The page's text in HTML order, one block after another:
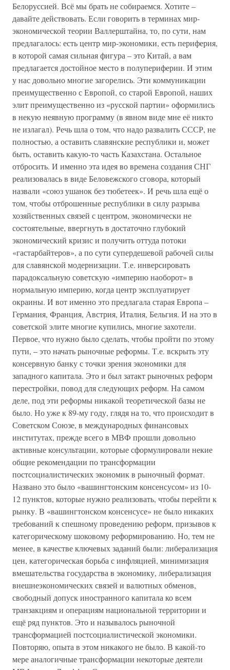
Белоруссией. Всё мы брать не собираемся. Хотите –
давайте действовать. Если говорить в терминах мир-
экономической теории Валлерштайна, то, по сути, нам
предлагалось: есть центр мир-экономики, есть периферия,
в которой самая сильная фигура – это Китай, а вам
предлагается достойное место в полупериферии. И этим
у нас довольно многие загорелись. Эти коммуникации
преимущественно с Европой, со старой Европой, наших
элит преимущественно из «русской партии» оформились
в некую неявную программу (в явном виде мне её никто
не излагал). Речь шла о том, что надо развалить СССР, не
полностью, а оставить славянские республики и, может
быть, оставить какую-то часть Казахстана. Остальное
отбросить. И именно эта идея во времена создания СНГ
реализовалась в виде Беловежского сговора, который
назвали «союз ушанок без тюбетеек». И речь шла ещё о
том, чтобы отброшенные республики в силу разрыва
хозяйственных связей с центром, экономически не
состоятельные, ввергнуть в достаточно глубокий
экономический кризис и получить оттуда потоки
«гастарбайтеров», а по сути супердешевой рабочей силы
для славянской модернизации. Т.е. инверсировать
парадоксальную советскую «империю наоборот» в
нормальную империю, когда центр эксплуатирует
окраины. И вот именно это предлагала старая Европа –
Германия, Франция, Австрия, Италия, Бельгия. И на это в
советской элите многие купились, многие захотели.
Первое, что нужно было сделать, чтобы пройти по этому
пути, – это начать рыночные реформы. Т.е. вскрыть эту
консервную банку с точки зрения экономики для
западного капитала. Это и был затакт рыночных реформ
перестройки, повод для следующих реформ. На самом
деле, под эти реформы никакой теоретической базы не
было. Но уже к 89-му году, глядя на то, что происходит в
Советском Союзе, в международных финансовых
институтах, прежде всего в МВФ прошли довольно
активные консультации, которые сформулировали некие
общие рекомендации по трансформации
постсоциалистических экономик в рыночный формат.
Названо это было «вашингтонским консенсусом» из 10-
12 пунктов, которые нужно реализовать, чтобы перейти к
рынку. В «вашингтонском консенсусе» не было никаких
требований к спешному проведению реформ, призывов к
категорическому шоковому реформированию. Но, тем не
менее, в качестве ключевых заданий были: либерализация
цен, категорическая борьба с инфляцией, минимизация
вмешательства государства в экономику, либерализация
внешнеэкономических связей и валютных обменов,
свободный допуск иностранного капитала ко всем
транзакциям и операциям национальной территории и
ещё ряд пунктов. Это и называлось рыночной
трансформацией постсоциалистической экономики.
Повторяю, опыта в этом никакого не было. В какой-то
мере аналогичные трансформации некоторые деятели